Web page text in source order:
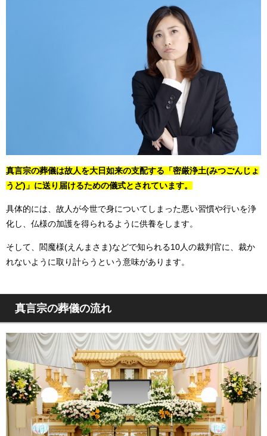
真言宗の葬儀は故人を大日如来の支配する「密厳浄土(みつごんじょ
うど)」に送り届けるための儀式とされています。
具体的には、故人が今世で身についてしまった悪い習慣や行いを浄
化し、仏様の加護を得られるように供養をします。
そして、閻魔様(えんまさま)などで知られる10人の裁判官に、裁か
れないように取り計らうという意味があります。
真言宗の葬儀の流れ